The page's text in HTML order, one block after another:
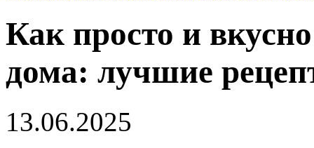
Как просто и
дома: лучшие
13.06.2025